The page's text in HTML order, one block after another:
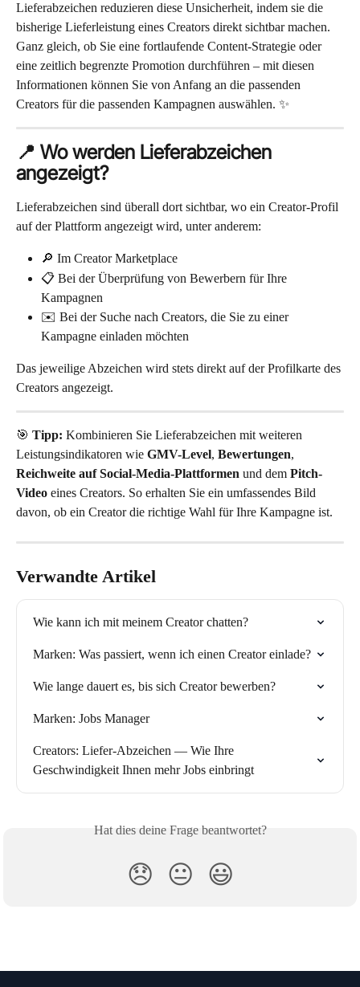
Lieferabzeichen reduzieren diese Unsicherheit, indem sie die
bisherige Lieferleistung eines Creators direkt sichtbar machen.
Ganz gleich, ob Sie eine fortlaufende Content-Strategie oder
eine zeitlich begrenzte Promotion durchführen – mit diesen
Informationen können Sie von Anfang an die passenden
Creators für die passenden Kampagnen auswählen. ✨
📍 Wo werden Lieferabzeichen
angezeigt?
Lieferabzeichen sind überall dort sichtbar, wo ein Creator-Profil
auf der Plattform angezeigt wird, unter anderem:
🔎 Im Creator Marketplace
📋 Bei der Überprüfung von Bewerbern für Ihre
Kampagnen
✉️ Bei der Suche nach Creators, die Sie zu einer
Kampagne einladen möchten
Das jeweilige Abzeichen wird stets direkt auf der Profilkarte des
Creators angezeigt.
🎯 Tipp: Kombinieren Sie Lieferabzeichen mit weiteren
Leistungsindikatoren wie GMV-Level, Bewertungen,
Reichweite auf Social-Media-Plattformen und dem Pitch-
Video eines Creators. So erhalten Sie ein umfassendes Bild
davon, ob ein Creator die richtige Wahl für Ihre Kampagne ist.
Verwandte Artikel
Wie kann ich mit meinem Creator chatten?
Marken: Was passiert, wenn ich einen Creator einlade?
Wie lange dauert es, bis sich Creator bewerben?
Marken: Jobs Manager
Creators: Liefer-Abzeichen — Wie Ihre
Geschwindigkeit Ihnen mehr Jobs einbringt
Hat dies deine Frage beantwortet?
😞 😐 😃